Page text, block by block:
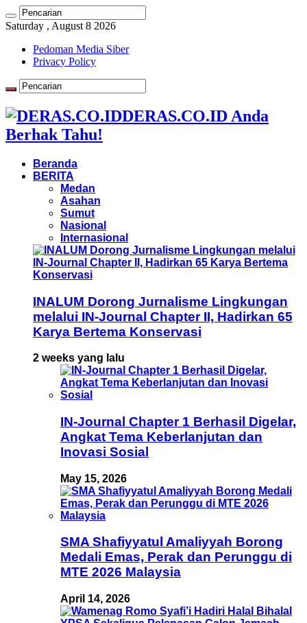
Saturday , August 8 2026
Pedoman Media Siber
Privacy Policy
DERAS.CO.ID Anda
Berhak Tahu!
Beranda
BERITA
Medan
Asahan
Sumut
Nasional
Internasional
INALUM Dorong Jurnalisme Lingkungan
melalui IN-Journal Chapter II, Hadirkan 65
Karya Bertema Konservasi
2 weeks yang lalu
IN-Journal Chapter 1 Berhasil Digelar,
Angkat Tema Keberlanjutan dan
Inovasi Sosial
May 15, 2026
SMA Shafiyyatul Amaliyyah Borong
Medali Emas, Perak dan Perunggu di
MTE 2026 Malaysia
April 14, 2026